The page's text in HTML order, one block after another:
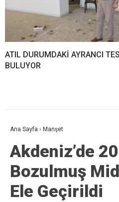
ATIL DURUMDAKİ AYRANCI
BULUYOR
Ana Sayfa › Manşet
Akdeniz’de
Bozulmuş
Ele Geçirildi